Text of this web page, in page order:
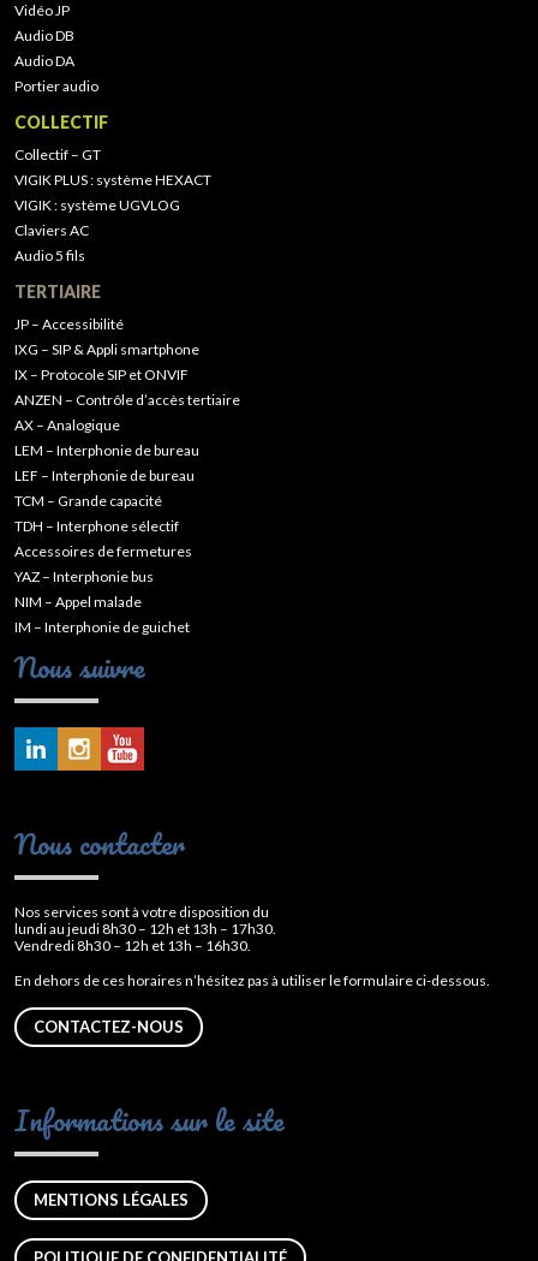
Vidéo JP
Audio DB
Audio DA
Portier audio
COLLECTIF
Collectif – GT
VIGIK PLUS : système HEXACT
VIGIK : système UGVLOG
Claviers AC
Audio 5 fils
TERTIAIRE
JP – Accessibilité
IXG – SIP & Appli smartphone
IX – Protocole SIP et ONVIF
ANZEN – Contrôle d’accès tertiaire
AX – Analogique
LEM – Interphonie de bureau
LEF – Interphonie de bureau
TCM – Grande capacité
TDH – Interphone sélectif
Accessoires de fermetures
YAZ – Interphonie bus
NIM – Appel malade
IM – Interphonie de guichet
Nous suivre
Nous contacter
Nos services sont à votre disposition du
lundi au jeudi 8h30 – 12h et 13h – 17h30.
Vendredi 8h30 – 12h et 13h – 16h30.
En dehors de ces horaires n’hésitez pas à utiliser le formulaire ci-dessous.
CONTACTEZ-NOUS
Informations sur le site
MENTIONS LÉGALES